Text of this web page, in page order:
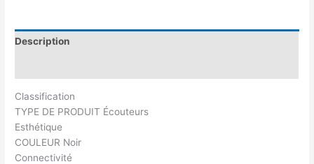
Description
Classification
TYPE DE PRODUIT Écouteurs
Esthétique
COULEUR Noir
Connectivité